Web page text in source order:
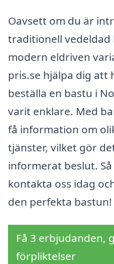
Oavsett om du är
traditionell vedeldad
modern eldriven
pris.se hjälpa dig
beställa en bastu i
varit enklare. Med
få information om
tjänster, vilket gör
informerat beslut.
kontakta oss idag
den perfekta bastun!
Få 3 erbjudanden,
förpliktelser